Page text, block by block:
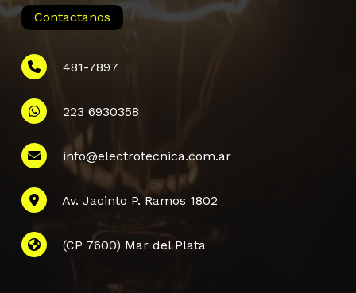
Contactanos
481-7897
223 6930358
info@electrotecnica.com.ar
Av. Jacinto P. Ramos 1802
(CP 7600) Mar del Plata
Información
QUIENES SOMOS
POLÍTICA DE PRIVACIDAD
PREGUNTAS FRECUENTES
CONTACTANOS